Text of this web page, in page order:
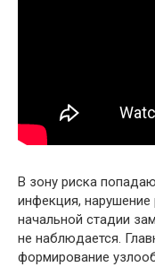
В зону риска
инфекция,
начальной стадии
не наблюдается.
формирование